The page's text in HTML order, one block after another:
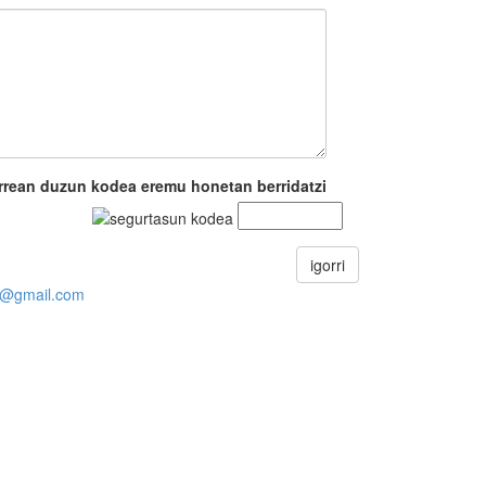
duzun kodea eremu honetan berridatzi
igorri